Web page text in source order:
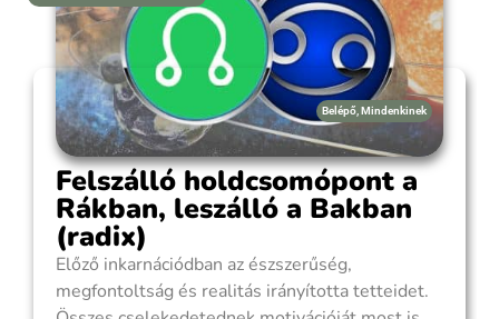
Belépő Mindenkinek
Felszálló holdcsomópont a
Rákban, leszálló a Bakban
(radix)
Előző inkarnációdban az észszerűség,
megfontoltság és realitás irányította tetteidet.